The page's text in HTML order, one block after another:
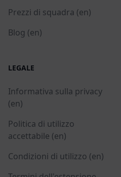
Prezzi di squadra (en)
Blog (en)
LEGALE
Informativa sulla privacy
(en)
Politica di utilizzo
accettabile (en)
Condizioni di utilizzo (en)